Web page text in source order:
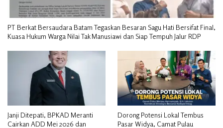
PT Berkat Bersaudara Batam Tegaskan Besaran Sagu Hati Bersifat Final,
Kuasa Hukum Warga Nilai Tak Manusiawi dan Siap Tempuh Jalur RDP
Janji Ditepati, BPKAD Meranti
Cairkan ADD Mei 2026 dan
Dorong Potensi Lokal Tembus
Pasar Widya, Camat Pulau